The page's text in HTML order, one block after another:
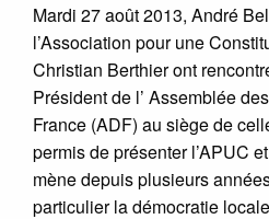
Mardi 27 août 2013, André
l’Association pour une
Christian Berthier ont
Président de l’ Assemblée
France (ADF) au siège de
permis de présenter l’APUC
mène depuis plusieurs
particulier la démocratie